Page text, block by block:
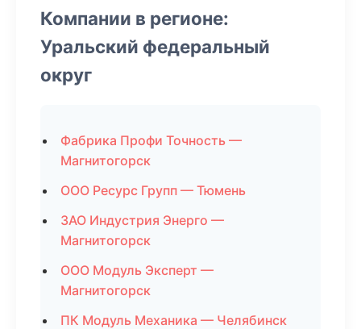
Компании в регионе:
Уральский федеральный
округ
Фабрика Профи Точность —
Магнитогорск
ООО Ресурс Групп — Тюмень
ЗАО Индустрия Энерго —
Магнитогорск
ООО Модуль Эксперт —
Магнитогорск
ПК Модуль Механика — Челябинск